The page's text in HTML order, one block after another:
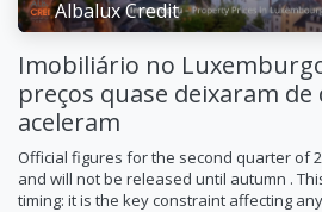
Albalux Credit
Imobiliário no
preços quase deixaram de
aceleram
Official figures for the second quarter of
and will not be released until autumn .
timing: it is the key constraint affecting